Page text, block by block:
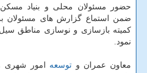
حضور مسئولان محلی و بنیاد
ضمن استماع گزارش های مسئولان
كمیته بازسازی و نوسازی مناطق
نمود.
معاون عمران و توسعه امور شهری